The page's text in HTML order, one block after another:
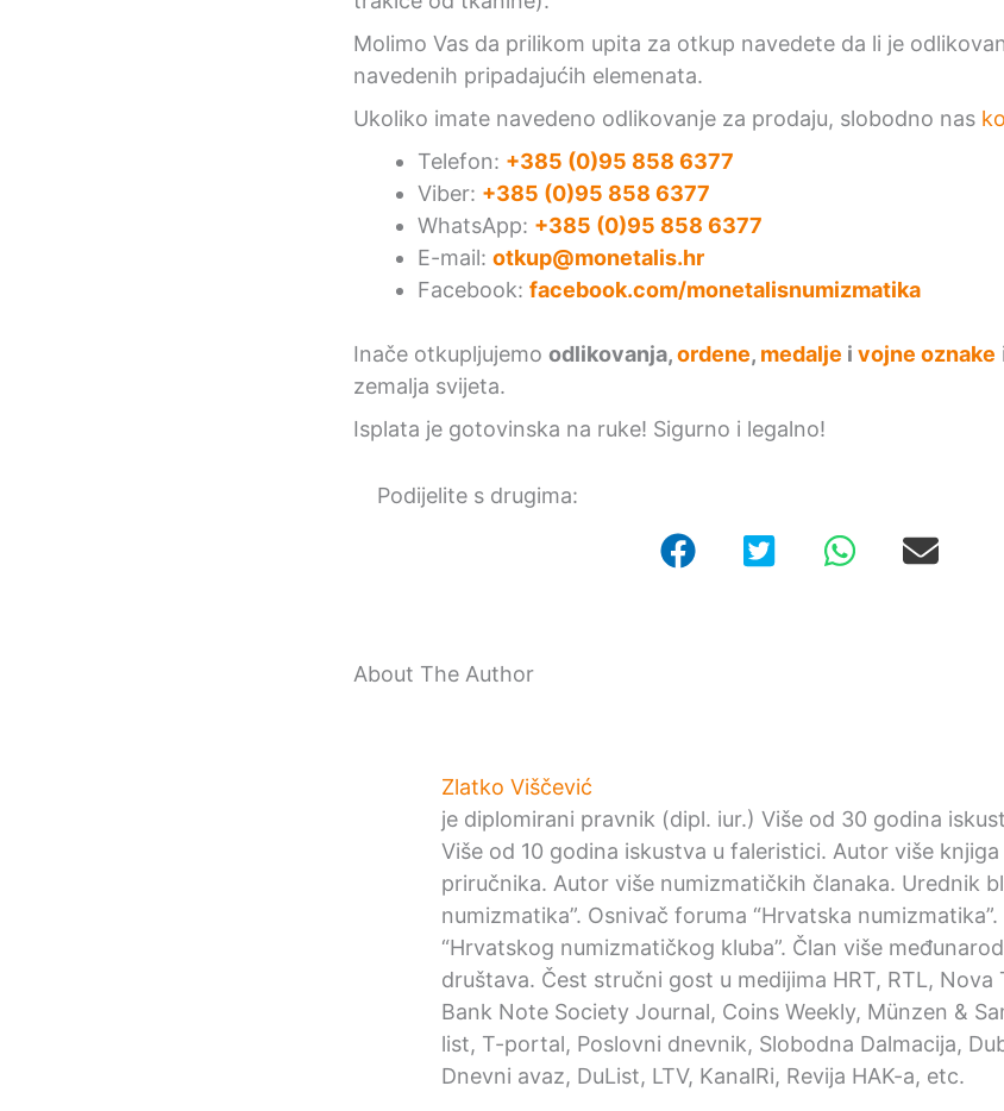
Molimo Vas da prilikom upita za otkup navedete da li je
navedenih pripadajućih elemenata.
Ukoliko imate navedeno odlikovanje za prodaju, slobodno nas
Telefon: +385 (0)95 858 6377
Viber: +385 (0)95 858 6377
WhatsApp: +385 (0)95 858 6377
E-mail: otkup@monetalis.hr
Facebook: facebook.com/monetalisnumizmatika
Inače otkupljujemo odlikovanja,ordene, medalje i vojne oznake
zemalja svijeta.
Isplata je gotovinska na ruke! Sigurno i legalno!
Podijelite s drugima:
About The Author
Zlatko Viščević
je diplomirani pravnik (dipl. iur.) Više od 30 godina
Više od 10 godina iskustva u faleristici. Autor više
priručnika. Autor više numizmatičkih članaka. Urednik
numizmatika”. Osnivač foruma “Hrvatska numizmatika”.
“Hrvatskog numizmatičkog kluba”. Član više
društava. Čest stručni gost u medijima HRT, RTL, Nova
Bank Note Society Journal, Coins Weekly, Münzen &
list, T-portal, Poslovni dnevnik, Slobodna Dalmacija,
Dnevni avaz, DuList, LTV, KanalRi, Revija HAK-a, etc.